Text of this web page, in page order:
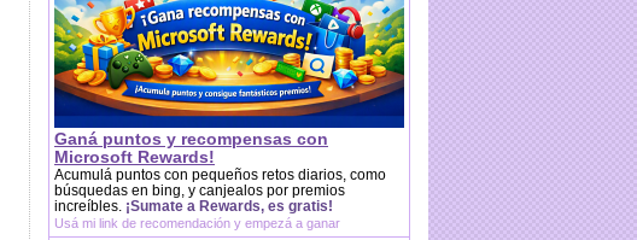
Ganá puntos y recompensas con
Microsoft Rewards!
Acumulá puntos con pequeños retos diarios, como
búsquedas en bing, y canjealos por premios
increíbles. ¡Sumate a Rewards, es gratis!
Usá mi link de recomendación y empezá a ganar